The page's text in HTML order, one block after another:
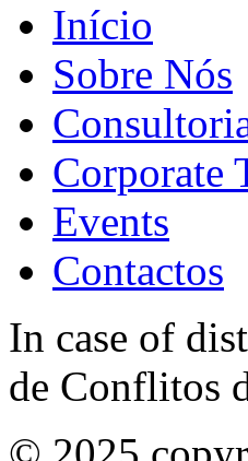
Início
Sobre Nós
Corporate
Events
Contactos
In case of
de Conflitos